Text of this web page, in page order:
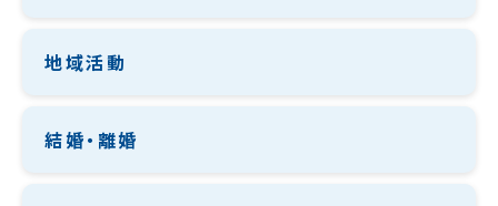
地域活動
結婚・離婚